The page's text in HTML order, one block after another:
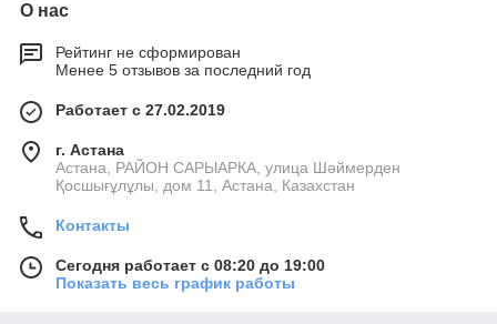
О нас
Рейтинг не сформирован
Менее 5 отзывов за последний год
Работает с 27.02.2019
г. Астана
Астана, РАЙОН САРЫАРКА, улица Шәймерден
Қосшығұлұлы, дом 11, Астана, Казахстан
Контакты
Сегодня работает с 08:20 до 19:00
Показать весь график работы